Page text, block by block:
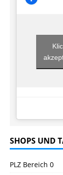
SHOPS UND
PLZ Bereich 0